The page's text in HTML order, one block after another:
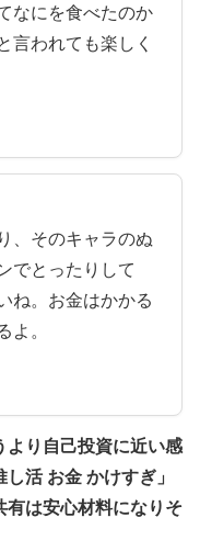
なにを食べたのか
言われても楽しく
、そのキャラのぬ
でとったりして
ね。お金はかかる
よ。
り自己投資に近い感
活 お金 かけすぎ」
有は安心材料になりそ